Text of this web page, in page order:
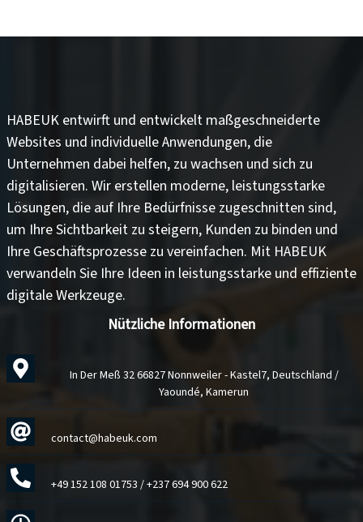
HABEUK entwirft und entwickelt maßgeschneiderte
Websites und individuelle Anwendungen, die
Unternehmen dabei helfen, zu wachsen und sich zu
digitalisieren. Wir erstellen moderne, leistungsstarke
Lösungen, die auf Ihre Bedürfnisse zugeschnitten sind,
um Ihre Sichtbarkeit zu steigern, Kunden zu binden und
Ihre Geschäftsprozesse zu vereinfachen. Mit HABEUK
verwandeln Sie Ihre Ideen in leistungsstarke und effiziente
digitale Werkzeuge.
Nützliche Informationen
In Der Meß 32 66827 Nonnweiler - Kastel7, Deutschland /
Yaoundé, Kamerun
contact@habeuk.com
+49 152 108 01753 /+237 694 900 622